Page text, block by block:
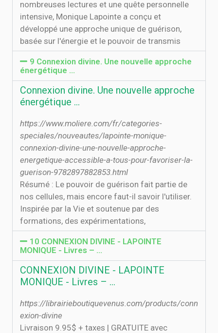
nombreuses lectures et une quête personnelle
intensive, Monique Lapointe a conçu et
développé une approche unique de guérison,
basée sur l'énergie et le pouvoir de transmis
9 Connexion divine. Une nouvelle approche
énergétique ...
Connexion divine. Une nouvelle approche
énergétique ...
https://www.moliere.com/fr/categories-
speciales/nouveautes/lapointe-monique-
connexion-divine-une-nouvelle-approche-
energetique-accessible-a-tous-pour-favoriser-la-
guerison-9782897882853.html
Résumé : Le pouvoir de guérison fait partie de
nos cellules, mais encore faut-il savoir l'utiliser.
Inspirée par la Vie et soutenue par des
formations, des expérimentations,
10 CONNEXION DIVINE - LAPOINTE
MONIQUE - Livres – …
CONNEXION DIVINE - LAPOINTE
MONIQUE - Livres – …
https://librairieboutiquevenus.com/products/conn
exion-divine
Livraison 9.95$ + taxes | GRATUITE avec